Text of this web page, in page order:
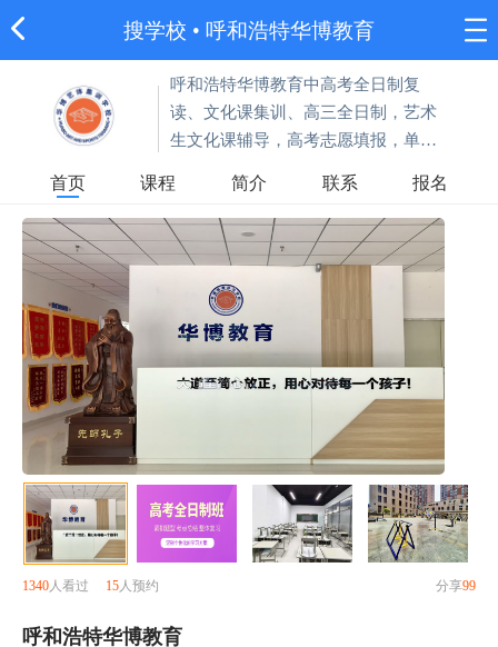
搜学校 • 呼和浩特华博教育
呼和浩特华博教育中高考全日制复
读、文化课集训、高三全日制，艺术
生文化课辅导，高考志愿填报，单招
首页 课程 简介 联系 报名
1340人看过 15人预约 分享99
呼和浩特华博教育